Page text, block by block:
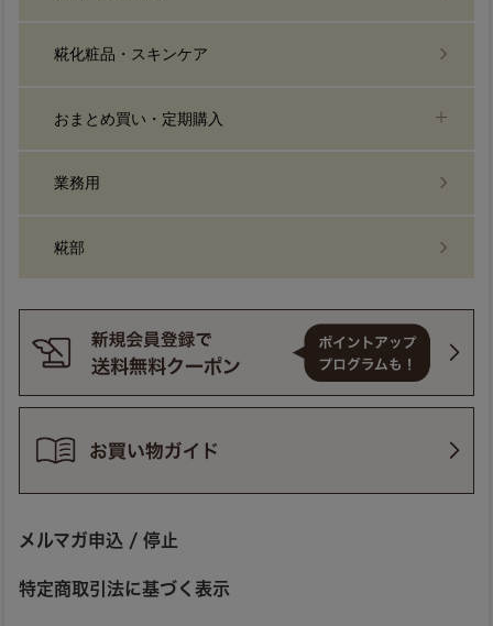
糀化粧品・スキンケア
おまとめ買い・定期購入
業務用
糀部
メルマガ申込 / 停止
特定商取引法に基づく表示